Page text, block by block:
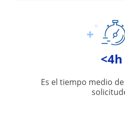
<4h
Es el tiempo medio